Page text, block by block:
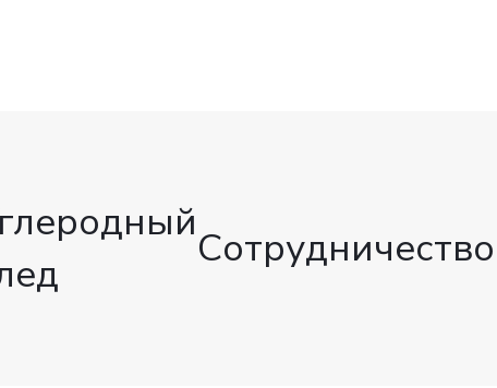
Сотрудничество